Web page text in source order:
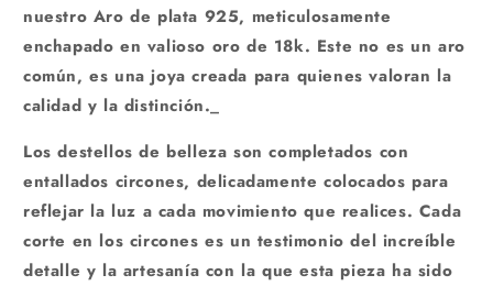
nuestro Aro de plata 925, meticulosamente
enchapado en valioso oro de 18k. Este no es un aro
común, es una joya creada para quienes valoran la
calidad y la distinción._
Los destellos de belleza son completados con
entallados circones, delicadamente colocados para
reflejar la luz a cada movimiento que realices. Cada
corte en los circones es un testimonio del increíble
detalle y la artesanía con la que esta pieza ha sido